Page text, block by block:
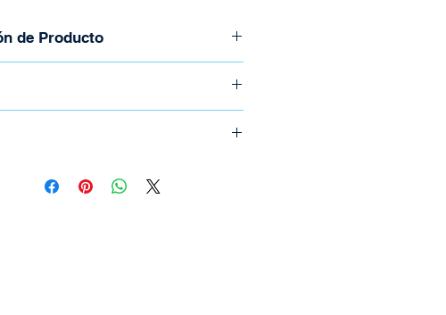
de Producto
3.5 mm a 3.5 mm macho
metros
se realizan por medio de